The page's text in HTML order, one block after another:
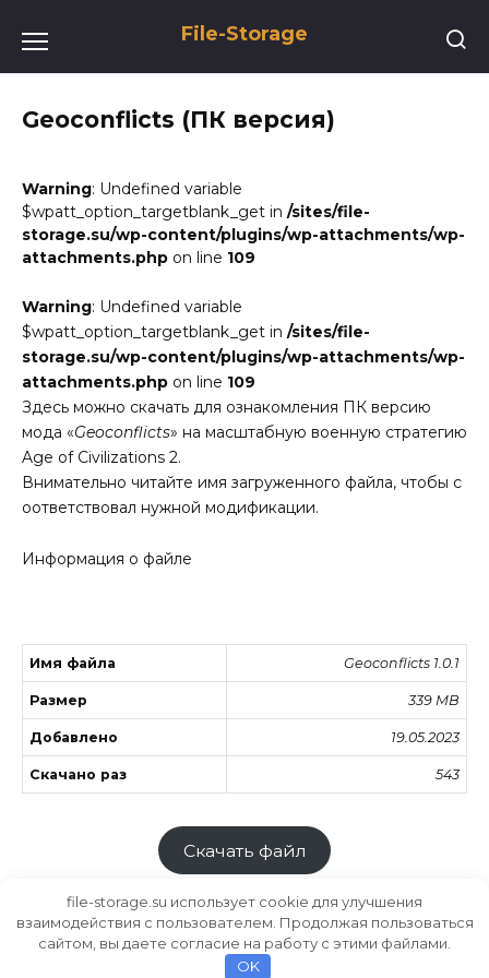
содержанию
File-Storage
Geoconflicts (ПК версия)
Warning: Undefined variable
$wpatt_option_targetblank_get in /sites/file-
storage.su/wp-content/plugins/wp-attachments/wp-
attachments.php on line 109
Warning: Undefined variable
$wpatt_option_targetblank_get in /sites/file-
storage.su/wp-content/plugins/wp-attachments/wp-
attachments.php on line 109
Здесь можно скачать для ознакомления ПК версию
мода «Geoconflicts» на масштабную военную стратегию
Age of Civilizations 2.
Внимательно читайте имя загруженного файла, чтобы с
оответствовал нужной модификации.
Информация о файле
Имя файла Geoconflicts 1.0.1
Размер 339 MB
Добавлено 19.05.2023
Скачано раз 543
Скачать файл
Хранилище файлов
file-storage.su использует cookie для улучшения
взаимодействия с пользователем. Продолжая пользоваться
сайтом, вы даете согласие на работу с этими файлами.
OK